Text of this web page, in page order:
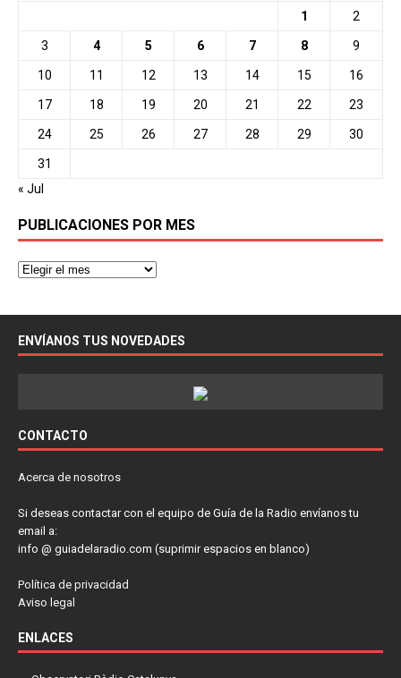
1 2
3 4 5 6 7 8 9
10 11 12 13 14 15 16
17 18 19 20 21 22 23
24 25 26 27 28 29 30
31
« Jul
PUBLICACIONES POR MES
ENVÍANOS TUS NOVEDADES
CONTACTO
Acerca de nosotros
Si deseas contactar con el equipo de Guía de la Radio envíanos tu
email a:
info @ guiadelaradio.com (suprimir espacios en blanco)
Política de privacidad
Aviso legal
ENLACES